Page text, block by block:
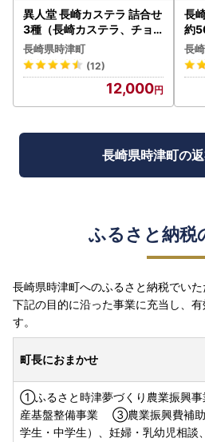
異人堂 長崎カステラ 詰合せ
3種（長崎カステラ、チョ
コ、抹茶）
長崎県時津町
(12)
12,000
長
約
長
長崎県時津町の
ふるさと納税
長崎県時津町へのふるさと納税でいた
下記の目的に沿った事業に充当し、
す。
町長におまかせ
①ふるさと時津夢づくり農業振興
産基盤整備事業 ③農業振興費補
学生・中学生）、妊婦・乳幼児相